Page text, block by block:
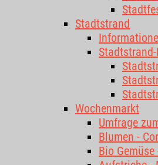
Stadtstrand
Wochenmarkt
Umfrage
Blumen -
Bio